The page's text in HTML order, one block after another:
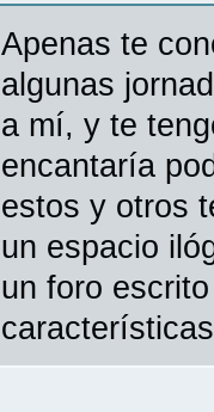
Apenas te
algunas
a mí, y te
encantaría
estos y otros
un espacio
un foro